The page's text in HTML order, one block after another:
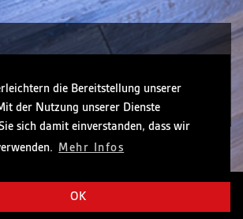
die Bereitstellung unserer
der Nutzung unserer Dienste
sich damit einverstanden, dass wir
Mehr Infos
OK
Scholl Platz 6 / Hanau
30410-0
Hinweise